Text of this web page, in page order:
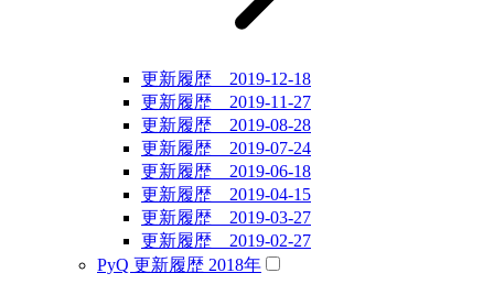
更新履歴 2019-12-18
更新履歴 2019-11-27
更新履歴 2019-08-28
更新履歴 2019-07-24
更新履歴 2019-06-18
更新履歴 2019-04-15
更新履歴 2019-03-27
更新履歴 2019-02-27
PyQ 更新履歴 2018年